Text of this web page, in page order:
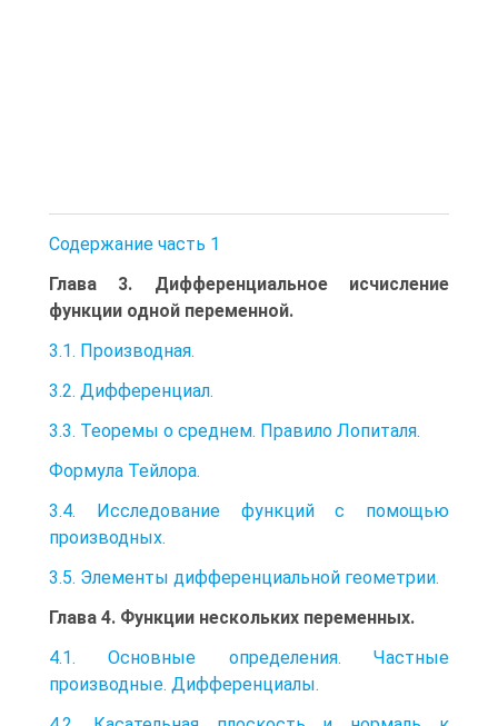
Содержание часть 1
Глава 3. Дифференциальное исчисление
функции одной переменной.
3.1. Производная.
3.2. Дифференциал.
3.3. Теоремы о среднем. Правило Лопиталя.
Формула Тейлора.
3.4. Исследование функций с помощью
производных.
3.5. Элементы дифференциальной геометрии.
Глава 4. Функции нескольких переменных.
4.1. Основные определения. Частные
производные. Дифференциалы.